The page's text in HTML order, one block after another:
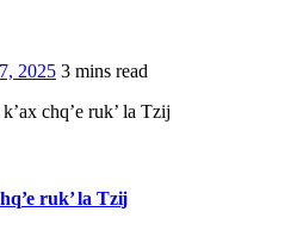
2025 3 mins read
ruk’ la Tzij